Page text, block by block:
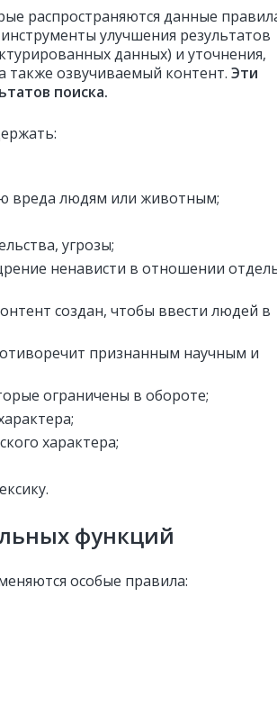
распространяются данные
улучшения результатов
данных) и уточнения,
также озвучиваемый контент. Эти
поиска.
вреда людям или животным;
угрозы;
ненависти в отношении
создан, чтобы ввести людей в
признанным научным и
ограничены в обороте;
характера;
функций
особые правила: